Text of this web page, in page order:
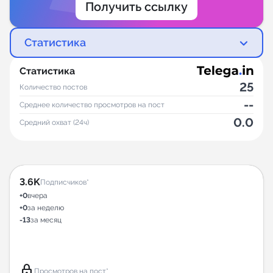
Получить ссылку
Статистика
Статистика
Количество постов 25
Среднее количество просмотров на пост --
Средний охват (24ч) 0.0
3.6KПодписчиков*
+0вчера
+0за неделю
-13за месяц
Просмотров на пост*